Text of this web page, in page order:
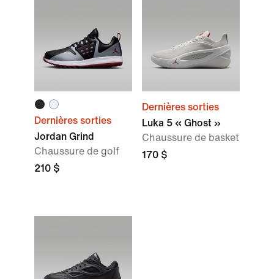
Dernières sorties
Jordan Grind
Chaussure de golf
210 $
Dernières sorties
Luka 5 « Ghost »
Chaussure de basket
170 $